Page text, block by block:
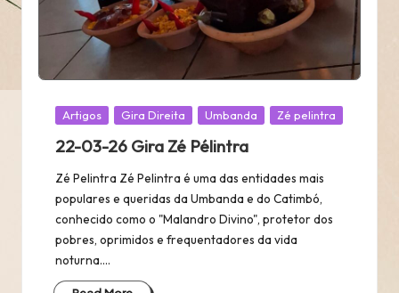
Posted
Artigos Gira Direita Umbanda Zé pelintra
22-03-26 Gira Zé Pélintra
Zé Pelintra Zé Pelintra é uma das entidades mais
populares e queridas da Umbanda e do Catimbó,
conhecido como o "Malandro Divino", protetor dos
pobres, oprimidos e frequentadores da vida
noturna.…